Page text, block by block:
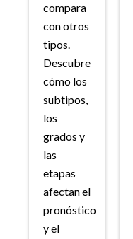
compara
con otros
tipos.
Descubre
cómo los
subtipos,
los
grados y
las
etapas
afectan el
pronóstico
y el